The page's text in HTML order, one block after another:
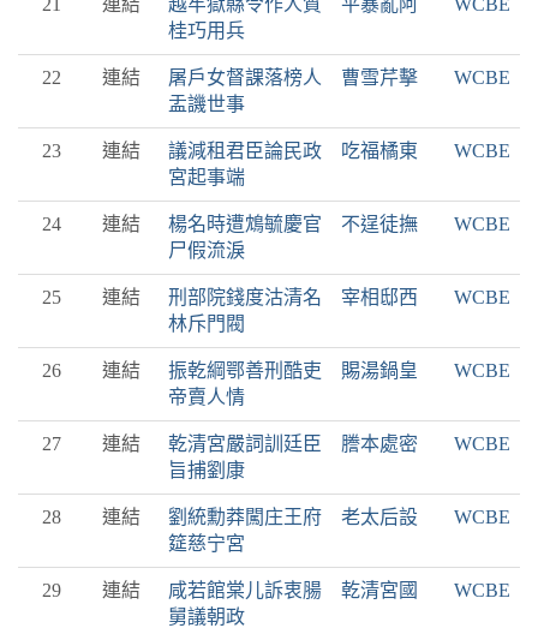
21 連結
越牢獄縣令作人質 平暴亂阿
桂巧用兵
WCBE
22 連結
屠戶女督課落榜人 曹雪芹擊
盂譏世事
WCBE
23 連結
議減租君臣論民政 吃福橘東
宮起事端
WCBE
24 連結
楊名時遭鴆毓慶官 不逞徒撫
尸假流淚
WCBE
25 連結
刑部院錢度沽清名 宰相邸西
林斥門閥
WCBE
26 連結
振乾綱鄂善刑酷吏 賜湯鍋皇
帝賣人情
WCBE
27 連結
乾清宮嚴詞訓廷臣 謄本處密
旨捕劉康
WCBE
28 連結
劉統勳莽闖庄王府 老太后設
筵慈宁宮
WCBE
29 連結
咸若館棠儿訴衷腸 乾清宮國
舅議朝政
WCBE